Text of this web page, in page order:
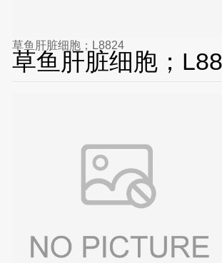
草鱼肝脏细胞；L8824
草鱼肝脏细胞；